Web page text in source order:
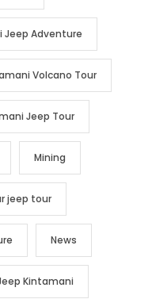
Jeep Adventure
Volcano Tour
Jeep Tour
Mining
jeep tour
News
Kintamani